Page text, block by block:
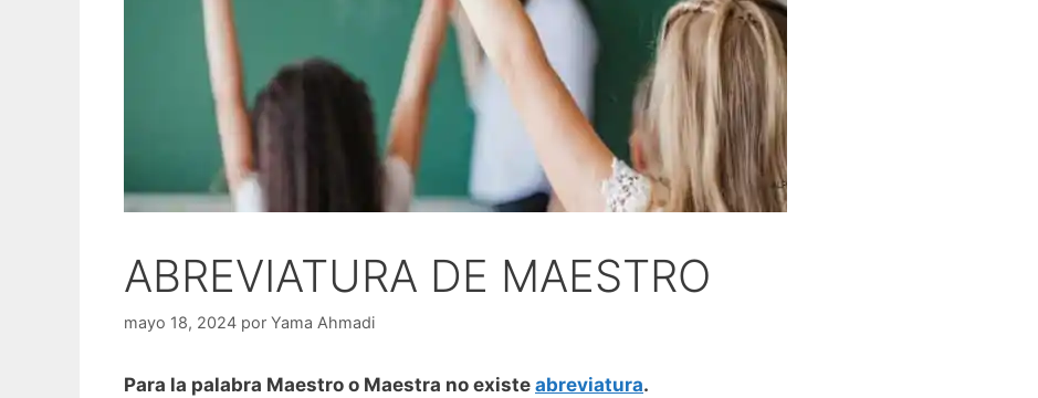
ABREVIATURA DE MAESTRO
mayo 18, 2024 por Yama Ahmadi
Para la palabra Maestro o Maestra no existe abreviatura.